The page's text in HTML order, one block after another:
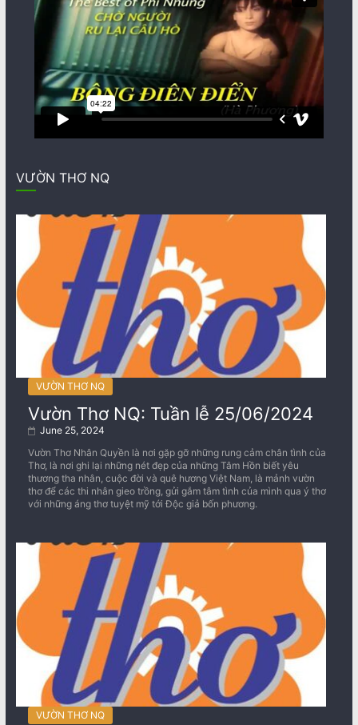
VƯỜN THƠ NQ
VƯỜN THƠ NQ
Vườn Thơ NQ: Tuần lễ 25/06/2024
June 25, 2024
Vườn Thơ Nhân Quyền là nơi gặp gỡ những rung cảm chân tình của
Thơ, là nơi ghi lại những nét đẹp của những Tâm Hồn biết yêu
thương tha nhân, cuộc đời và quê hương Việt Nam, là mảnh vườn
thơ để các thi nhân gieo trồng, gửi gắm tâm tình của mình qua ý thơ
với những áng thơ tuyệt mỹ tới Độc giả bốn phương.
VƯỜN THƠ NQ